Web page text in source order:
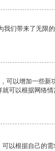
我们带来了无限
可以增加一些新
可以根据网络
以根据自己的需